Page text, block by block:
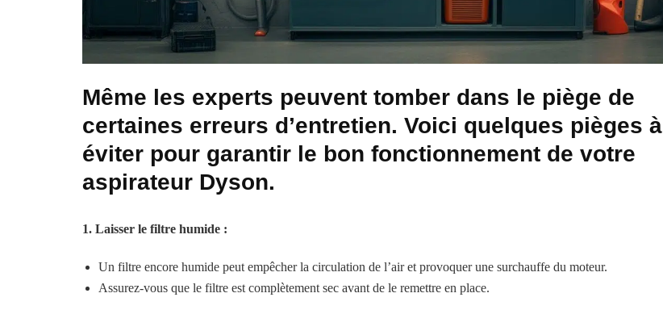
Même les experts peuvent tomber dans le piège de
certaines erreurs d’entretien. Voici quelques pièges à
éviter pour garantir le bon fonctionnement de votre
aspirateur Dyson.
1. Laisser le filtre humide :
Un filtre encore humide peut empêcher la circulation de l’air et provoquer une surchauffe du moteur.
Assurez-vous que le filtre est complètement sec avant de le remettre en place.